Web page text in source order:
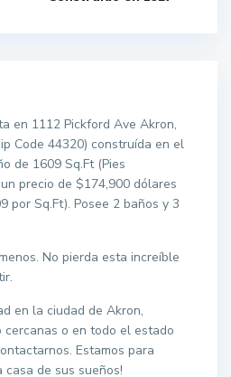
en 1112 Pickford Ave Akron,
Code 44320) construída en el
de 1609 Sq.Ft (Pies
precio de $174,900 dólares
por Sq.Ft). Posee 2 baños y 3
No pierda esta increíble
en la ciudad de Akron,
o en todo el estado
Estamos para
de sus sueños!